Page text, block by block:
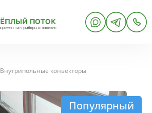
Внутрипольные конвекторы
Популярный